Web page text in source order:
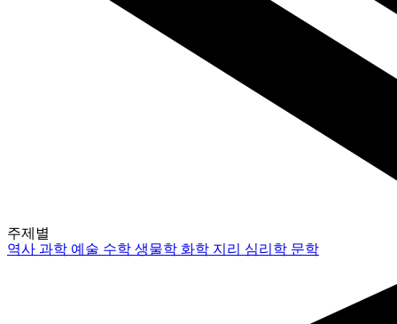
주제별
역사과학 예술 수학생물학 화학 지리 심리학 문학